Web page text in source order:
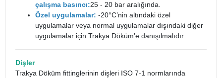
çalışma basıncı:25 - 20 bar aralığında.
Özel uygulamalar: -20°C’nin altındaki özel
uygulamalar veya normal uygulamalar dışındaki diğer
uygulamalar için Trakya Döküm’e danışılmalıdır.
Dişler
Trakya Döküm fittinglerinin dişleri ISO 7-1 normlarında